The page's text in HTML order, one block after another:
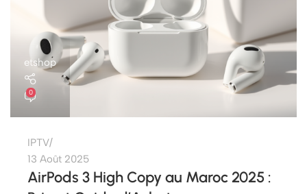
etshop
0
IPTV
13 Août 2025
AirPods 3 High Copy au Maroc 2025 :